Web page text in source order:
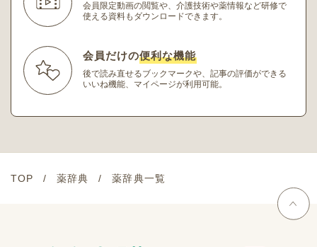
会員限定動画の閲覧や、介護技術や薬情報など研修で
使える資料もダウンロードできます。
会員だけの便利な機能
後で読み直せるブックマークや、記事の評価ができる
いいね機能、マイページが利用可能。
TOP 薬辞典 薬辞典一覧